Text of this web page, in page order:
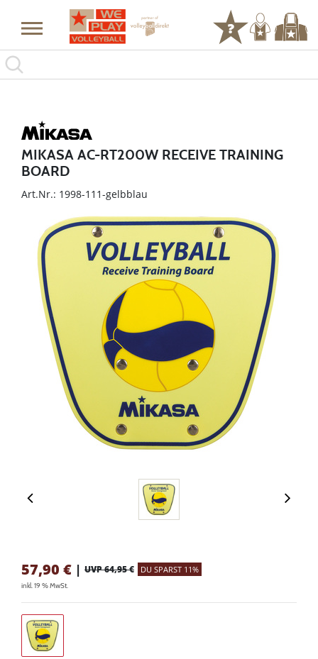
MIKASA AC-RT200W RECEIVE TRAINING
BOARD
Art.Nr.: 1998-111-gelbblau
57,90 € | UVP 64,95 € DU SPARST 11%
inkl. 19 % MwSt.